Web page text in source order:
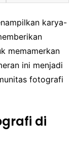
karya-
memamerkan
ini menjadi
fotografi
di